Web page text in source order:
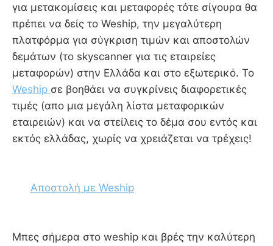
για μετακομίσεις και μεταφορές τότε σίγουρα θα
πρέπει να δείς το Weship, την μεγαλύτερη
πλατφόρμα για σύγκριση τιμών και αποστολών
δεμάτων (το skyscanner για τις εταιρείες
μεταφορών) στην Ελλάδα και στο εξωτερικό. Το
Weship σε βοηθάει να συγκρίνεις διαφορετικές
τιμές (απο μια μεγάλη λίστα μεταφορικών
εταιρειών) και να στείλεις το δέμα σου εντός και
εκτός ελλάδας, χωρίς να χρειάζεται να τρέχεις!
Αποστολή με Weship
Mπες σήμερα στο weship και βρές την καλύτερη